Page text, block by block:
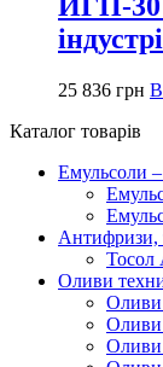
25 836 грн
Каталог товарів
Емульсоли
Антифризи,
Тосол
Оливи
Оливи
Оливи